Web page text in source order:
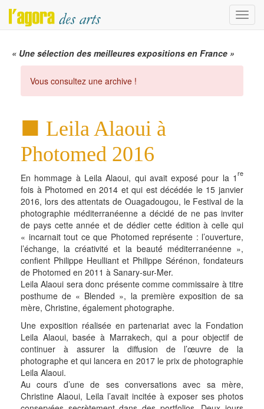
Menu
« Une sélection des meilleures expositions en France »
Vous consultez une archive !
Leila Alaoui à
Photomed 2016
En hommage à Leila Alaoui, qui avait exposé pour la 1re
fois à Photomed en 2014 et qui est décédée le 15 janvier
2016, lors des attentats de Ouagadougou, le Festival de la
photographie méditerranéenne a décidé de ne pas inviter
de pays cette année et de dédier cette édition à celle qui
« incarnait tout ce que Photomed représente : l’ouverture,
l’échange, la créativité et la beauté́ méditerranéenne »,
confient Philippe Heulliant et Philippe Sérénon, fondateurs
de Photomed en 2011 à Sanary-sur-Mer.
Leila Alaoui sera donc présente comme commissaire à titre
posthume de « Blended », la première exposition de sa
mère, Christine, également photographe.
Une exposition réalisée en partenariat avec la Fondation
Leila Alaoui, basée à Marrakech, qui a pour objectif de
continuer à assurer la diffusion de l’œuvre de la
photographe et qui lancera en 2017 le prix de photographie
Leila Alaoui.
Au cours d’une de ses conversations avec sa mère,
Christine Alaoui, Leila l’avait incitée à exposer ses photos